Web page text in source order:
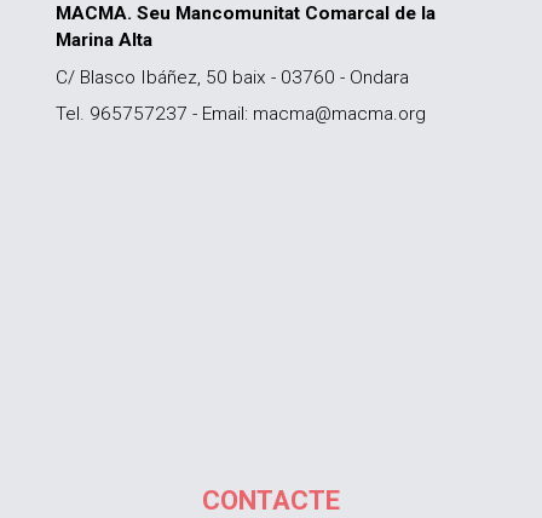
MACMA. Seu Mancomunitat Comarcal de la
Marina Alta
C/ Blasco Ibáñez, 50 baix - 03760 - Ondara
Tel. 965757237 - Email: macma@macma.org
CONTACTE